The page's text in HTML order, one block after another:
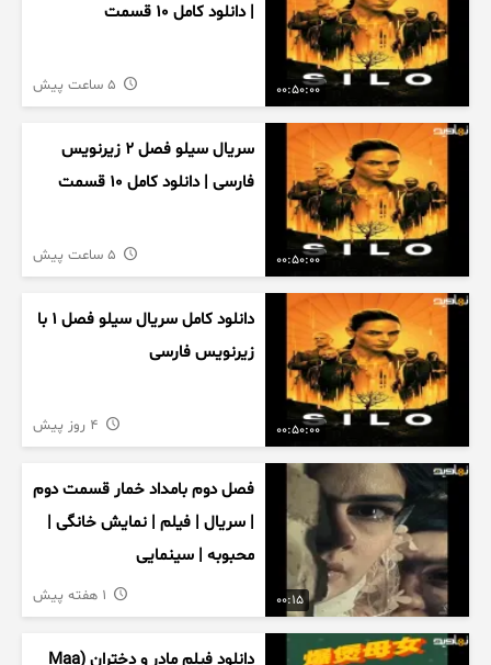
00:50:00
| دانلود کامل ۱۰ قسمت
00:50:00
سریال سیلو فصل ۲ زیرنویس
فارسی | دانلود کامل ۱۰ قسمت
00:50:00
دانلود کامل سریال سیلو فصل ۱ با
زیرنویس فارسی
00:15
فصل دوم بامداد خمار قسمت دوم
| سریال | فیلم | نمایش خانگی |
محبوبه | سینمایی
دانلود فیلم مادر و دختران (Maa